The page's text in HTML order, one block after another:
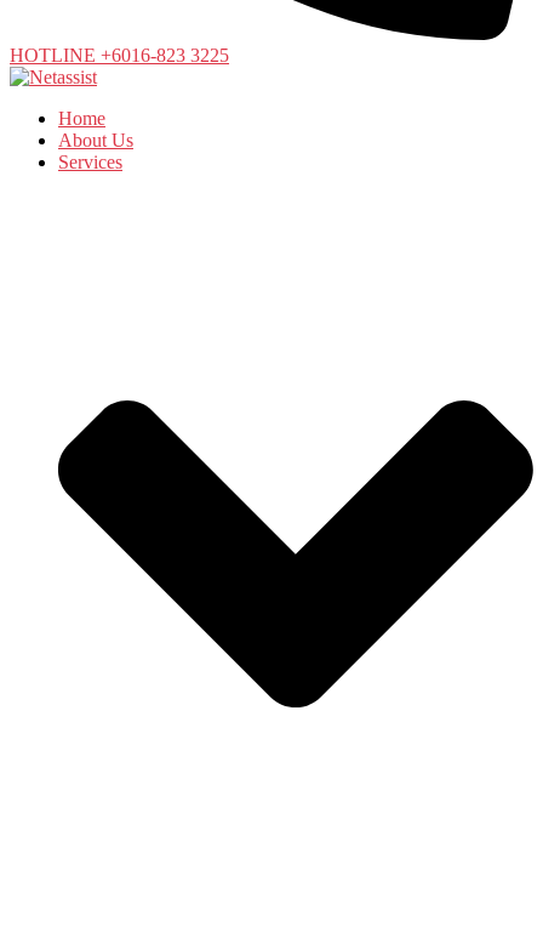
HOTLINE +6016-823 3225
Home
About Us
Services